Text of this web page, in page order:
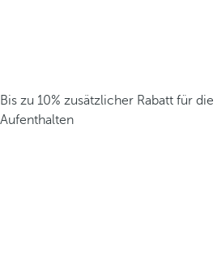
Bis zu 10% zusätzlicher Rabatt für
Aufenthalten